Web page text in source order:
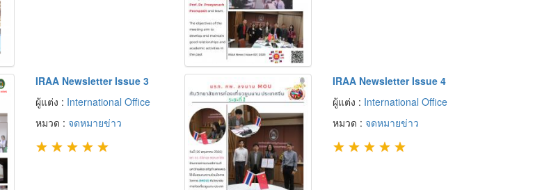
IRAA Newsletter Issue 3
ผู้แต่ง : International Office
หมวด : จดหมายข่าว
★ ★ ★ ★ ★
IRAA Newsletter Issue 4
ผู้แต่ง : International Office
หมวด : จดหมายข่าว
★ ★ ★ ★ ★